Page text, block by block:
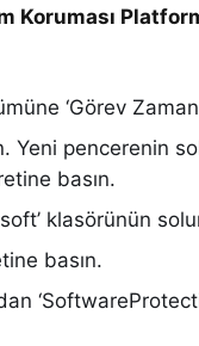
Koruması
‘Görev
Yeni pencerenin
basın.
klasörünün
basın.